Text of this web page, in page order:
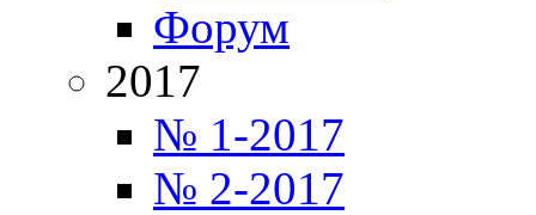
Форум
2017
№ 1-2017
№ 2-2017